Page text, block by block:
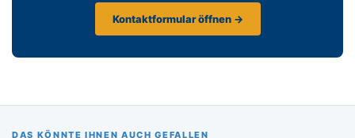
Kontaktformular öffnen →
DAS KÖNNTE IHNEN AUCH GEFALLEN